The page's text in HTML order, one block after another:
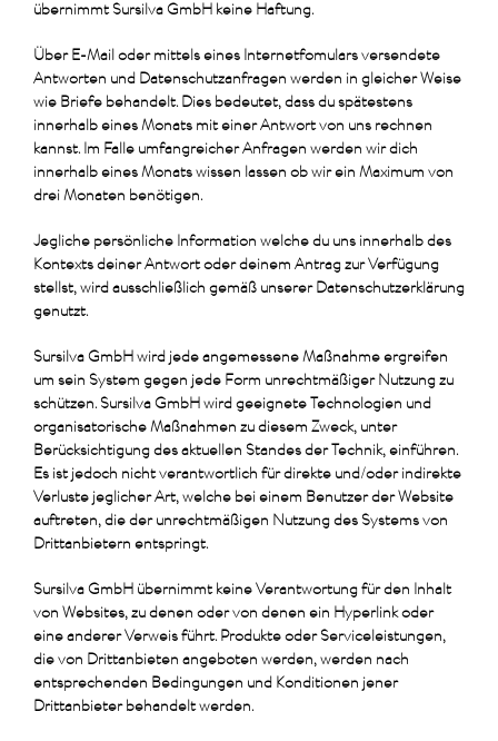
übernimmt Sursilva GmbH keine Haftung.
Über E-Mail oder mittels eines Internetfomulars versendete
Antworten und Datenschutzanfragen werden in gleicher Weise
wie Briefe behandelt. Dies bedeutet, dass du spätestens
innerhalb eines Monats mit einer Antwort von uns rechnen
kannst. Im Falle umfangreicher Anfragen werden wir dich
innerhalb eines Monats wissen lassen ob wir ein Maximum von
drei Monaten benötigen.
Jegliche persönliche Information welche du uns innerhalb des
Kontexts deiner Antwort oder deinem Antrag zur Verfügung
stellst, wird ausschließlich gemäß unserer Datenschutzerklärung
genutzt.
Sursilva GmbH wird jede angemessene Maßnahme ergreifen
um sein System gegen jede Form unrechtmäßiger Nutzung zu
schützen. Sursilva GmbH wird geeignete Technologien und
organisatorische Maßnahmen zu diesem Zweck, unter
Berücksichtigung des aktuellen Standes der Technik, einführen.
Es ist jedoch nicht verantwortlich für direkte und/oder indirekte
Verluste jeglicher Art, welche bei einem Benutzer der Website
auftreten, die der unrechtmäßigen Nutzung des Systems von
Drittanbietern entspringt.
Sursilva GmbH übernimmt keine Verantwortung für den Inhalt
von Websites, zu denen oder von denen ein Hyperlink oder
eine anderer Verweis führt. Produkte oder Serviceleistungen,
die von Drittanbieten angeboten werden, werden nach
entsprechenden Bedingungen und Konditionen jener
Drittanbieter behandelt werden.